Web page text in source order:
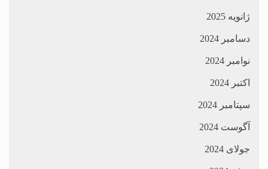
ژانویه 2025
دسامبر 2024
نوامبر 2024
اکتبر 2024
سپتامبر 2024
آگوست 2024
جولای 2024